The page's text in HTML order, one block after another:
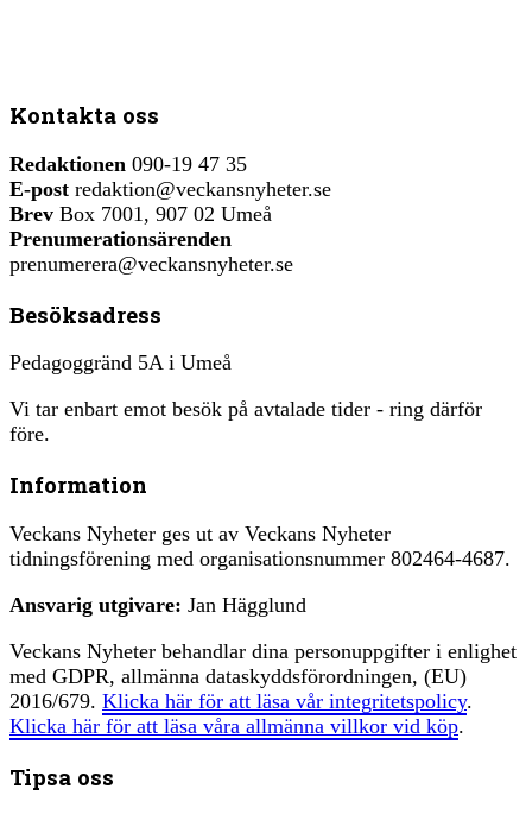
Kontakta oss
Redaktionen 090-19 47 35
E-post redaktion@veckansnyheter.se
Brev Box 7001, 907 02 Umeå
Prenumerationsärenden
prenumerera@veckansnyheter.se
Besöksadress
Pedagoggränd 5A i Umeå
Vi tar enbart emot besök på avtalade tider - ring därför
före.
Information
Veckans Nyheter ges ut av Veckans Nyheter
tidningsförening med organisationsnummer 802464-4687.
Ansvarig utgivare: Jan Hägglund
Veckans Nyheter behandlar dina personuppgifter i enlighet
med GDPR, allmänna dataskyddsförordningen, (EU)
2016/679. Klicka här för att läsa vår integritetspolicy.
Klicka här för att läsa våra allmänna villkor vid köp.
Tipsa oss